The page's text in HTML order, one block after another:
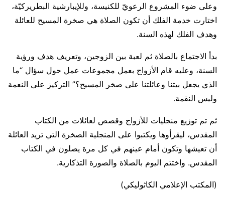
وعلى ضوء المشروع الرعويّ للكنيسة، وللإيبارشية البطريركيّة،
اختارت خدمة الفلك أن تكون الصلاة هي صخرة المسيح للعائلة
وهدف الفلك لهذه السنة.
بدأ الاجتماع بالصلاة ثم لعبة بين الزوجين، وتعريف هدف ورؤية
السنة، وعليه قام الأزواج بعمل مجموعات عمل حول سؤال “ما
الذي يجعل بيتنا وعائلتنا على صخر المسيح؟” التركيز على النعمة
وليس النقمة.
ثم تم توزيع منجليات للأزواج وقصص لعائلات من الكتاب
المقدس، ليقرأوها ويكتبوا على المنجلية الصخرة التي تريد العائلة
أن تعيشها وتكون أمام عينهم في كل مرة يصلون في الكتاب
المقدس. واختتم اليوم بالصلاة والصورة التذكارية.
(المكتب الإعلامي الكاثوليكي)